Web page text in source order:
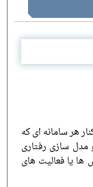
هر سامانه ای که
مدل سازی رفتاری
ها یا فعالیت های